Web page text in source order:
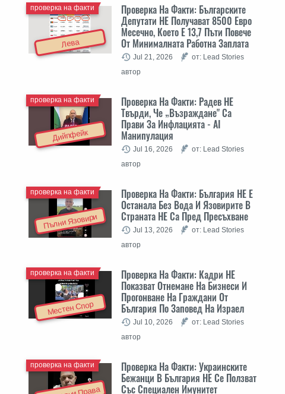
Лева
Проверка На Факти: Българските
Депутати НЕ Получават 8500 Евро
Месечно, Което Е 13,7 Пъти Повече
От Минималната Работна Заплата
проверка на факти
Jul 21, 2026
от: Lead Stories
автор
Дийпфейк
Проверка На Факти: Радев НЕ
Твърди, Че „Възраждане" Са
Прави За Инфлацията - AI
Манипулация
проверка на факти
Jul 16, 2026
от: Lead Stories
автор
Пълни Язовири
Проверка На Факти: България НЕ Е
Останала Без Вода И Язовирите В
Страната НЕ Са Пред Пресъхване
проверка на факти
Jul 13, 2026
от: Lead Stories
автор
Местен Спор
Проверка На Факти: Кадри НЕ
Показват Отнемане На Бизнеси И
Прогонване На Граждани От
България По Заповед На Израел
проверка на факти
Jul 10, 2026
от: Lead Stories
автор
Проверка На Факти: Украинските
Бежанци В България НЕ Се Ползват
Със Специален Имунитет
проверка на факти